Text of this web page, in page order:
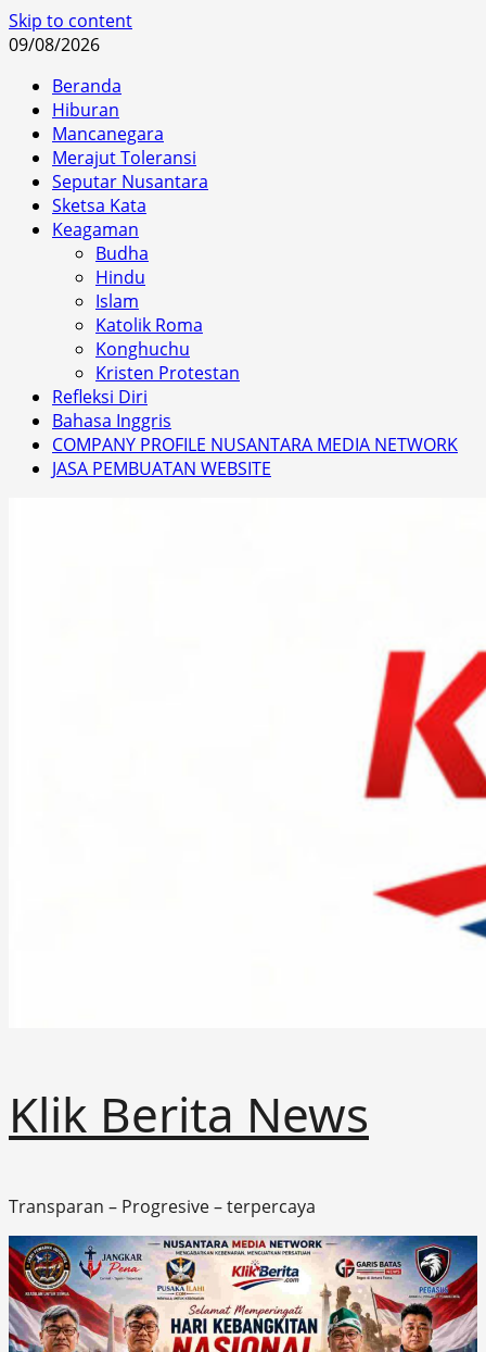
Skip to content
09/08/2026
Beranda
Hiburan
Mancanegara
Merajut Toleransi
Seputar Nusantara
Sketsa Kata
Keagaman
Budha
Hindu
Islam
Katolik Roma
Konghuchu
Kristen Protestan
Refleksi Diri
Bahasa Inggris
COMPANY PROFILE NUSANTARA MEDIA NETWORK
JASA PEMBUATAN WEBSITE
Klik Berita News
Transparan – Progresive – terpercaya